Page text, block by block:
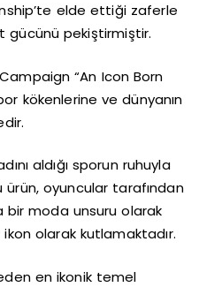
elde ettiği zaferle
gücünü pekiştirmiştir.
“An Icon Born
kökenlerine ve dünyanın
aldığı sporun ruhuyla
oyuncular tarafından
bir moda unsuru olarak
olarak kutlamaktadır.
en ikonik temel